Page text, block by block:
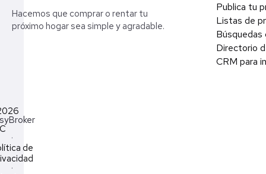
Hacemos que comprar o rentar tu
próximo hogar sea simple y agradable.
Publica tu
Listas de
Búsquedas
Directorio
CRM para
·
de
·